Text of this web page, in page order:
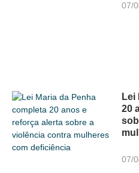
07/
Lei
20
07/